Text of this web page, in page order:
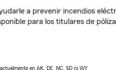
a prevenir incendios
para los titulares de
en AK, DE, NC, SD ni WY